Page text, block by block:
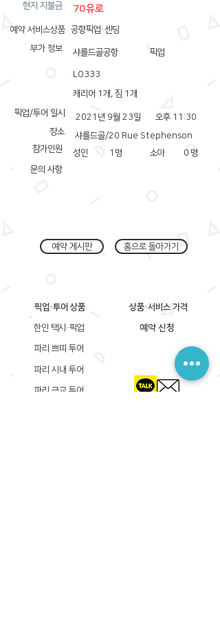
​현지 지불금
부가 정보
픽업/투어 일시
장소
참가인원
문의 사항
예약 서비스상품
70유로
공항픽업·센딩
샤를드골공항 픽업
LO333
캐리어 1개, 짐 1개
2021년 9월 23일
오후 11:30
샤를드골/20 Rue Stephenson
성인
1 명 소아 0 명
예약 게시판 홈으로 돌아가기
픽업·투어 상품
한인 택시·픽업
상품·서비스 가격
예약 신청
파리 쁘띠 투어
파리 시내 투어
파리 근교 투어